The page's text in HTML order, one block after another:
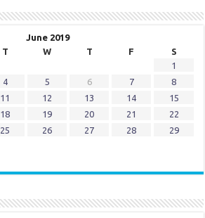
June 2019
T W T F
S
1
4 5 6 7
8
11 12 13 14
15
18 19 20 21
22
25 26 27 28
29